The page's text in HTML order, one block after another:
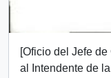
[Oficio del Jefe
al Intendente de